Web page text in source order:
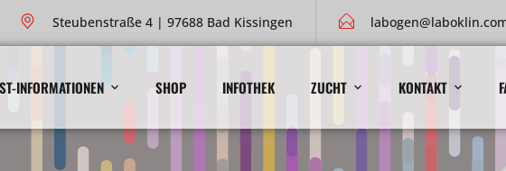
Steubenstraße 4 | 97688 Bad Kissingen
INFORMATIONEN SHOP INFOTHEK ZUCHT KONTAKT